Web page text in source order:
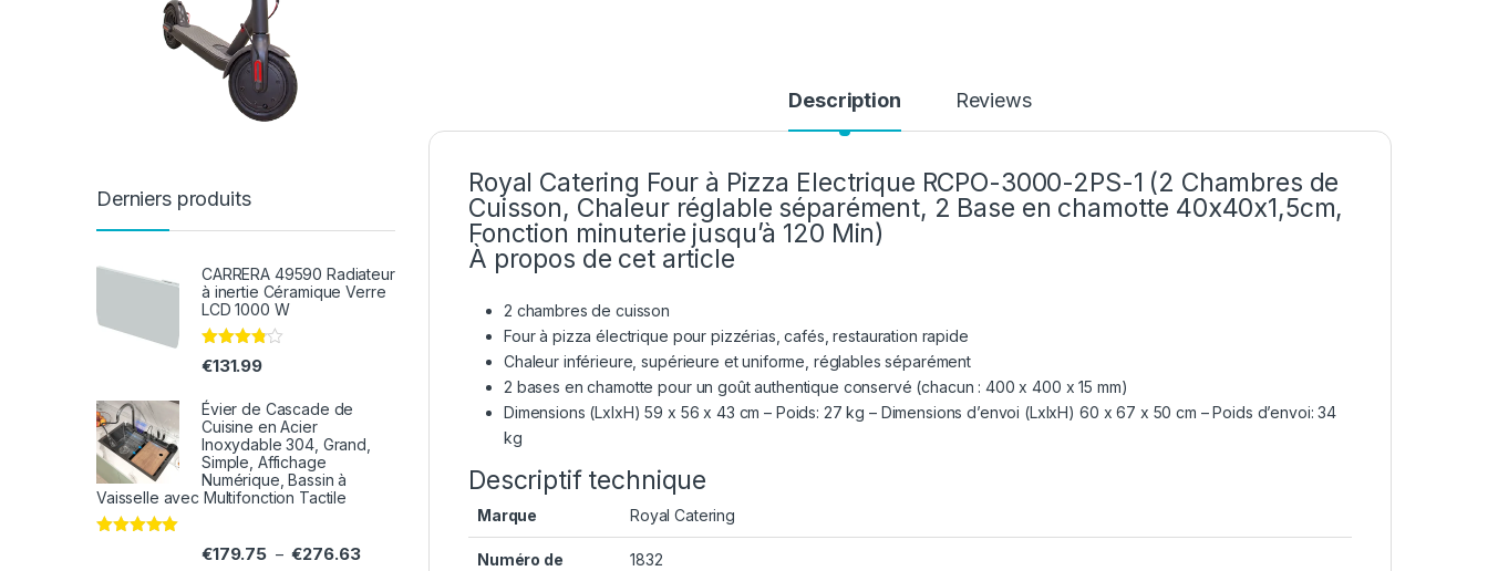
Description Reviews
Royal Catering Four à Pizza Electrique RCPO-3000-2PS-1 (2 Chambres de
Cuisson, Chaleur réglable séparément, 2 Base en chamotte 40x40x1,5cm,
Fonction minuterie jusqu’à 120 Min)
À propos de cet article
2 chambres de cuisson
Four à pizza électrique pour pizzérias, cafés, restauration rapide
Chaleur inférieure, supérieure et uniforme, réglables séparément
2 bases en chamotte pour un goût authentique conservé (chacun : 400 x 400 x 15 mm)
Dimensions (LxlxH) 59 x 56 x 43 cm – Poids: 27 kg – Dimensions d’envoi (LxlxH) 60 x 67 x 50 cm – Poids d’envoi: 34
kg
Descriptif technique
Marque ‎Royal Catering
Numéro de
‎1832
Derniers produits
CARRERA 49590 Radiateur
à inertie Céramique Verre
LCD 1000 W
Note
3.71
€131.99
Évier de Cascade de
Cuisine en Acier
Inoxydable 304, Grand,
Simple, Affichage
Numérique, Bassin à
Vaisselle avec Multifonction Tactile
€179.75 – €276.63